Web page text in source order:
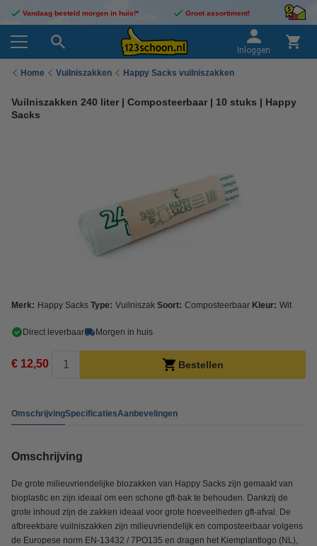
Vandaag besteld morgen in huis!* Groot assortiment!
Inloggen
Home Vuilniszakken Happy Sacks vuilniszakken
Vuilniszakken 240 liter | Composteerbaar | 10 stuks | Happy
Sacks
Merk: Happy Sacks Type: Vuilniszak Soort: Composteerbaar Kleur: Wit
Direct leverbaar Morgen in huis
€ 12,50 Bestellen
OmschrijvingSpecificatiesAanbevelingen
Omschrijving
De grote milieuvriendelijke biozakken van Happy Sacks zijn gemaakt van
bioplastic en zijn ideaal om een schone gft-bak te behouden. Dankzij de
grote inhoud zijn de zakken ideaal voor grote hoeveelheden gft-afval. De
afbreekbare vuilniszakken zijn milieuvriendelijk en composteerbaar volgens
de Europese norm EN-13432 / 7PO135 en dragen het Kiemplantlogo (NL),